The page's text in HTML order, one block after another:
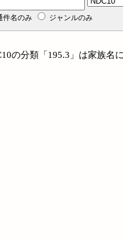
件名のみ ジャンルのみ
の分類「195.3」は家族名